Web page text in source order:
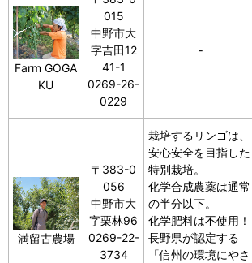
Farm GOGA
KU
015
中野市大
字吉田12
41-1
0269-26-
0229
‐
満留古農場
〒383-0
056
中野市大
字栗林96
0269-22-
3734
栽培するリンゴは、
安心安全を目指した
特別栽培。
化学合成農薬は通常
の半分以下。
化学肥料は不使用！
長野県が認定する
「信州の環境にやさ